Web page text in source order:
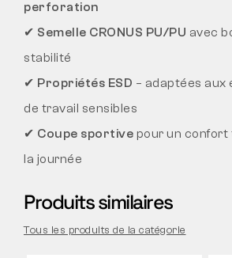
perforation
✔ Semelle CRONUS PU/PU avec
stabilité
✔ Propriétés ESD – adaptées
de travail sensibles
✔ Coupe sportive pour un confort
la journée
Produits similaires
Tous les produits de la catégorie